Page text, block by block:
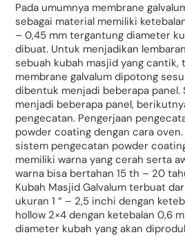
Pada umumnya membrane
sebagai material memiliki
– 0,45 mm tergantung diameter
dibuat. Untuk menjadikan
sebuah kubah masjid yang cantik,
membrane galvalum dipotong
dibentuk menjadi beberapa panel.
menjadi beberapa panel,
pengecatan. Pengerjaan
powder coating dengan cara
sistem pengecatan powder
memiliki warna yang cerah serta
warna bisa bertahan 15 th – 20
Kubah Masjid Galvalum terbuat
ukuran 1 “ – 2,5 inchi dengan
hollow 2×4 dengan ketebalan 0,6
diameter kubah yang akan